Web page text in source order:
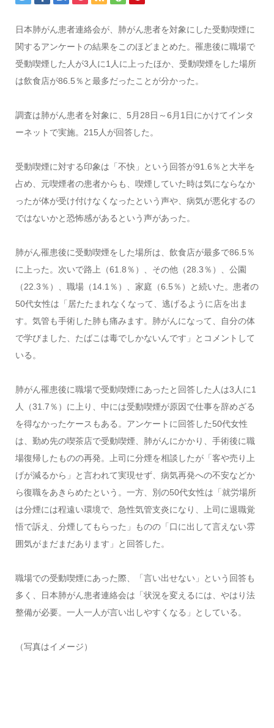
日本肺がん患者連絡会が、肺がん患者を対象にした受動喫煙に
関するアンケートの結果をこのほどまとめた。罹患後に職場で
受動喫煙した人が3人に1人に上ったほか、受動喫煙をした場所
は飲食店が86.5％と最多だったことが分かった。
調査は肺がん患者を対象に、5月28日～6月1日にかけてインタ
ーネットで実施。215人が回答した。
受動喫煙に対する印象は「不快」という回答が91.6％と大半を
占め、元喫煙者の患者からも、喫煙していた時は気にならなか
ったが体が受け付けなくなったという声や、病気が悪化するの
ではないかと恐怖感があるという声があった。
肺がん罹患後に受動喫煙をした場所は、飲食店が最多で86.5％
に上った。次いで路上（61.8％）、その他（28.3％）、公園
（22.3％）、職場（14.1％）、家庭（6.5％）と続いた。患者の
50代女性は「居たたまれなくなって、逃げるように店を出ま
す。気管も手術した肺も痛みます。肺がんになって、自分の体
で学びました、たばこは毒でしかないんです」とコメントして
いる。
肺がん罹患後に職場で受動喫煙にあったと回答した人は3人に1
人（31.7％）に上り、中には受動喫煙が原因で仕事を辞めざる
を得なかったケースもある。アンケートに回答した50代女性
は、勤め先の喫茶店で受動喫煙、肺がんにかかり、手術後に職
場復帰したものの再発。上司に分煙を相談したが「客や売り上
げが減るから」と言われて実現せず、病気再発への不安などか
ら復職をあきらめたという。一方、別の50代女性は「就労場所
は分煙には程遠い環境で、急性気管支炎になり、上司に退職覚
悟で訴え、分煙してもらった」ものの「口に出して言えない雰
囲気がまだまだあります」と回答した。
職場での受動喫煙にあった際、「言い出せない」という回答も
多く、日本肺がん患者連絡会は「状況を変えるには、やはり法
整備が必要。一人一人が言い出しやすくなる」としている。
（写真はイメージ）